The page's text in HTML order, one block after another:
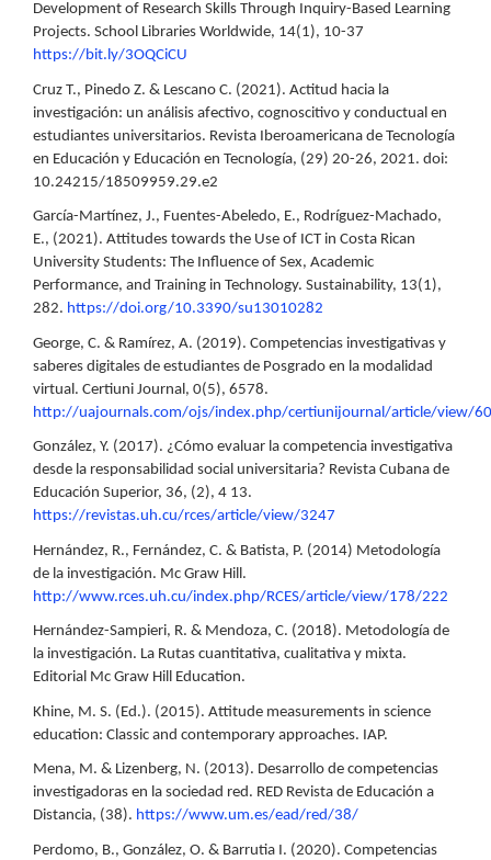
Development of Research Skills Through Inquiry-Based Learning
Projects. School Libraries Worldwide, 14(1), 10-37
https://bit.ly/3OQCiCU
Cruz T., Pinedo Z. & Lescano C. (2021). Actitud hacia la
investigación: un análisis afectivo, cognoscitivo y conductual en
estudiantes universitarios. Revista Iberoamericana de Tecnología
en Educación y Educación en Tecnología, (29) 20-26, 2021. doi:
10.24215/18509959.29.e2
García-Martínez, J., Fuentes-Abeledo, E., Rodríguez-Machado,
E., (2021). Attitudes towards the Use of ICT in Costa Rican
University Students: The Influence of Sex, Academic
Performance, and Training in Technology. Sustainability, 13(1),
282. https://doi.org/10.3390/su13010282
George, C. & Ramírez, A. (2019). Competencias investigativas y
saberes digitales de estudiantes de Posgrado en la modalidad
virtual. Certiuni Journal, 0(5), 6578.
http://uajournals.com/ojs/index.php/certiunijournal/article/view/
González, Y. (2017). ¿Cómo evaluar la competencia investigativa
desde la responsabilidad social universitaria? Revista Cubana de
Educación Superior, 36, (2), 4 13.
https://revistas.uh.cu/rces/article/view/3247
Hernández, R., Fernández, C. & Batista, P. (2014) Metodología
de la investigación. Mc Graw Hill.
http://www.rces.uh.cu/index.php/RCES/article/view/178/222
Hernández-Sampieri, R. & Mendoza, C. (2018). Metodología de
la investigación. La Rutas cuantitativa, cualitativa y mixta.
Editorial Mc Graw Hill Education.
Khine, M. S. (Ed.). (2015). Attitude measurements in science
education: Classic and contemporary approaches. IAP.
Mena, M. & Lizenberg, N. (2013). Desarrollo de competencias
investigadoras en la sociedad red. RED Revista de Educación a
Distancia, (38). https://www.um.es/ead/red/38/
Perdomo, B., González, O. & Barrutia I. (2020). Competencias